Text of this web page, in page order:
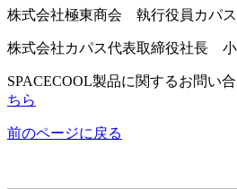
株式会社極東商会 執行役員カパ
株式会社カパス代表取締役社長
SPACECOOL製品に関するお問い
ちら
前のページに戻る